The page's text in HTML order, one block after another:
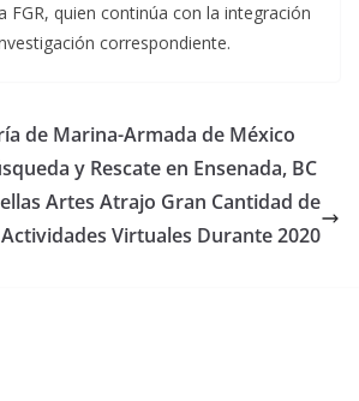
FGR, quien continúa con la integración
correspondiente.
de Marina-Armada de México
y Rescate en Ensenada, BC
Artes Atrajo Gran Cantidad de
Virtuales Durante 2020